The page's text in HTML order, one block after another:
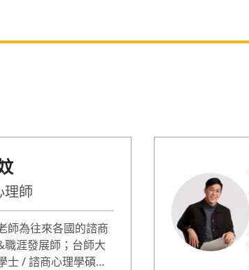
理師
師為往來各國的諮商
職涯發展師；台師大
士 / 諮商心理學碩士 /